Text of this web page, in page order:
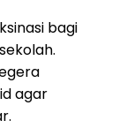
bagi
agar